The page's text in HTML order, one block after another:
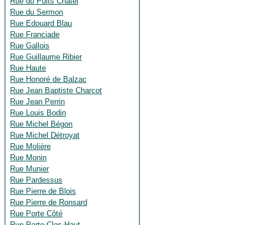
Rue du Sermon
Rue Edouard Blau
Rue Franciade
Rue Gallois
Rue Guillaume Ribier
Rue Haute
Rue Honoré de Balzac
Rue Jean Baptiste Charcot
Rue Jean Perrin
Rue Louis Bodin
Rue Michel Bégon
Rue Michel Détroyat
Rue Molière
Rue Monin
Rue Munier
Rue Pardessus
Rue Pierre de Blois
Rue Pierre de Ronsard
Rue Porte Côté